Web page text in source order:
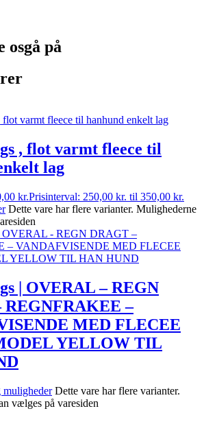
osgå på
, flot varmt fleece til
lag
kr.Prisinterval: 250,00 kr. til 350,00 kr.
Dette vare har flere varianter. Mulighederne
| OVERAL – REGN
REGNFRAKEE –
MED FLECEE
YELLOW TIL
Dette vare har flere varianter.
vælges på varesiden